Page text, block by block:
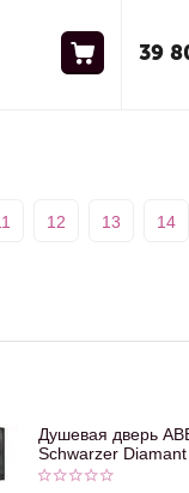
39
12 13 14
Душевая дверь
Schwarzer